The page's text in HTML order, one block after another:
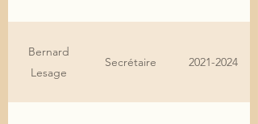
Bernard
Lesage
Secrétaire 2021-2024